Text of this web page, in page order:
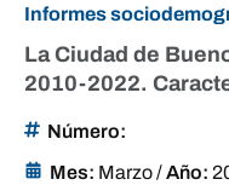
Informes
La Ciudad de
2010-2022.
Número:
Mes: Marzo/Año: